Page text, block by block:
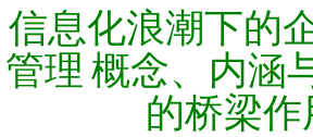
信息化浪潮下的
管理 概念、内涵
的桥梁作